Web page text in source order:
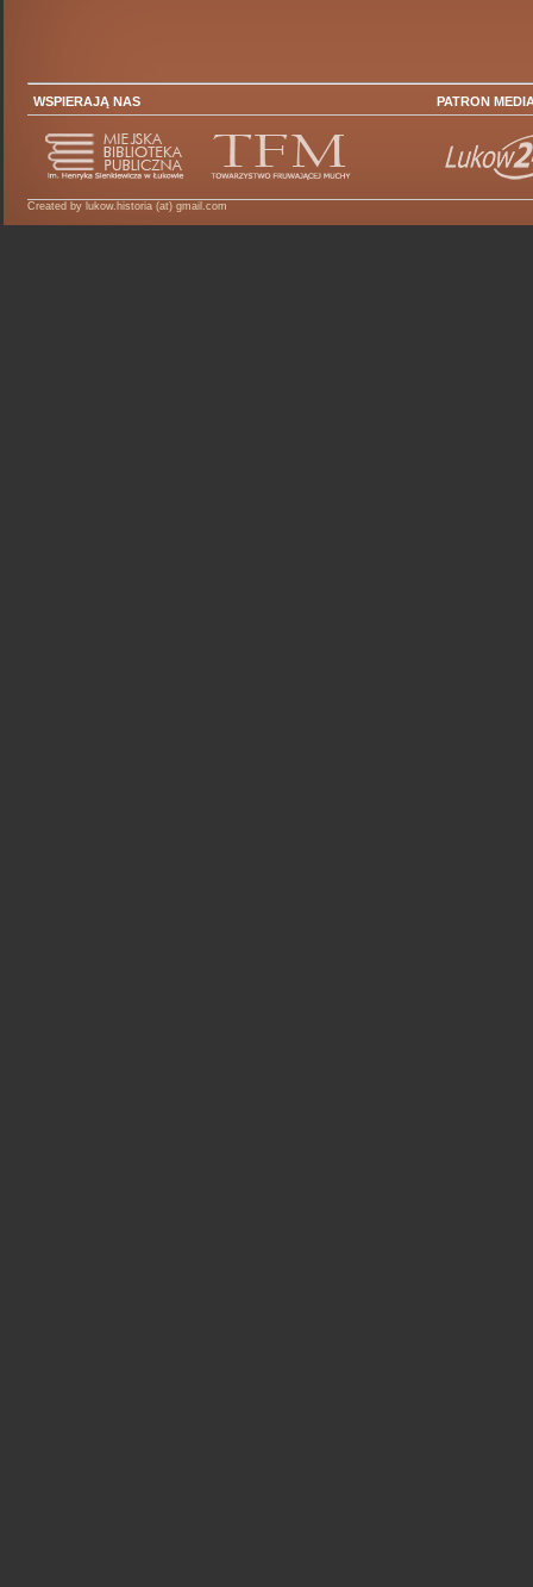
WSPIERAJĄ NAS PATRON
Created by lukow.historia (at) gmail.com